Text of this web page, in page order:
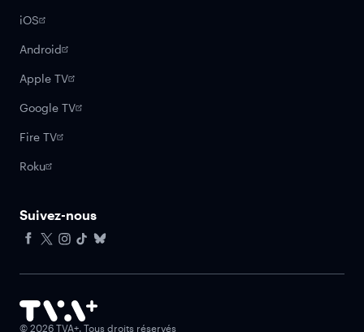
iOS
Android
Apple TV
Google TV
Fire TV
Roku
Suivez-nous
© 2026 TVA+. Tous droits réservés